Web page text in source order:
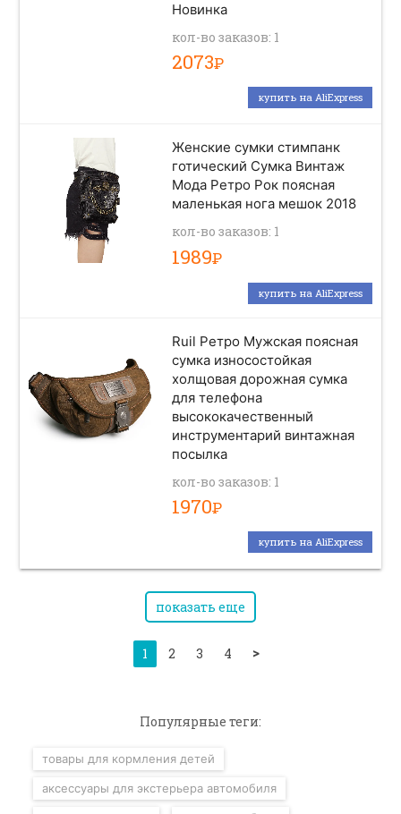
Новинка
кол-во заказов: 1
2073Р
купить на AliExpress
Женские сумки стимпанк
готический Сумка Винтаж
Мода Ретро Рок поясная
маленькая нога мешок 2018
кол-во заказов: 1
1989Р
купить на AliExpress
Ruil Ретро Мужская поясная
сумка износостойкая
холщовая дорожная сумка
для телефона
высококачественный
инструментарий винтажная
посылка
кол-во заказов: 1
1970Р
купить на AliExpress
показать еще
1 2 3 4 >
Популярные теги:
товары для кормления детей
аксессуары для экстерьера автомобиля